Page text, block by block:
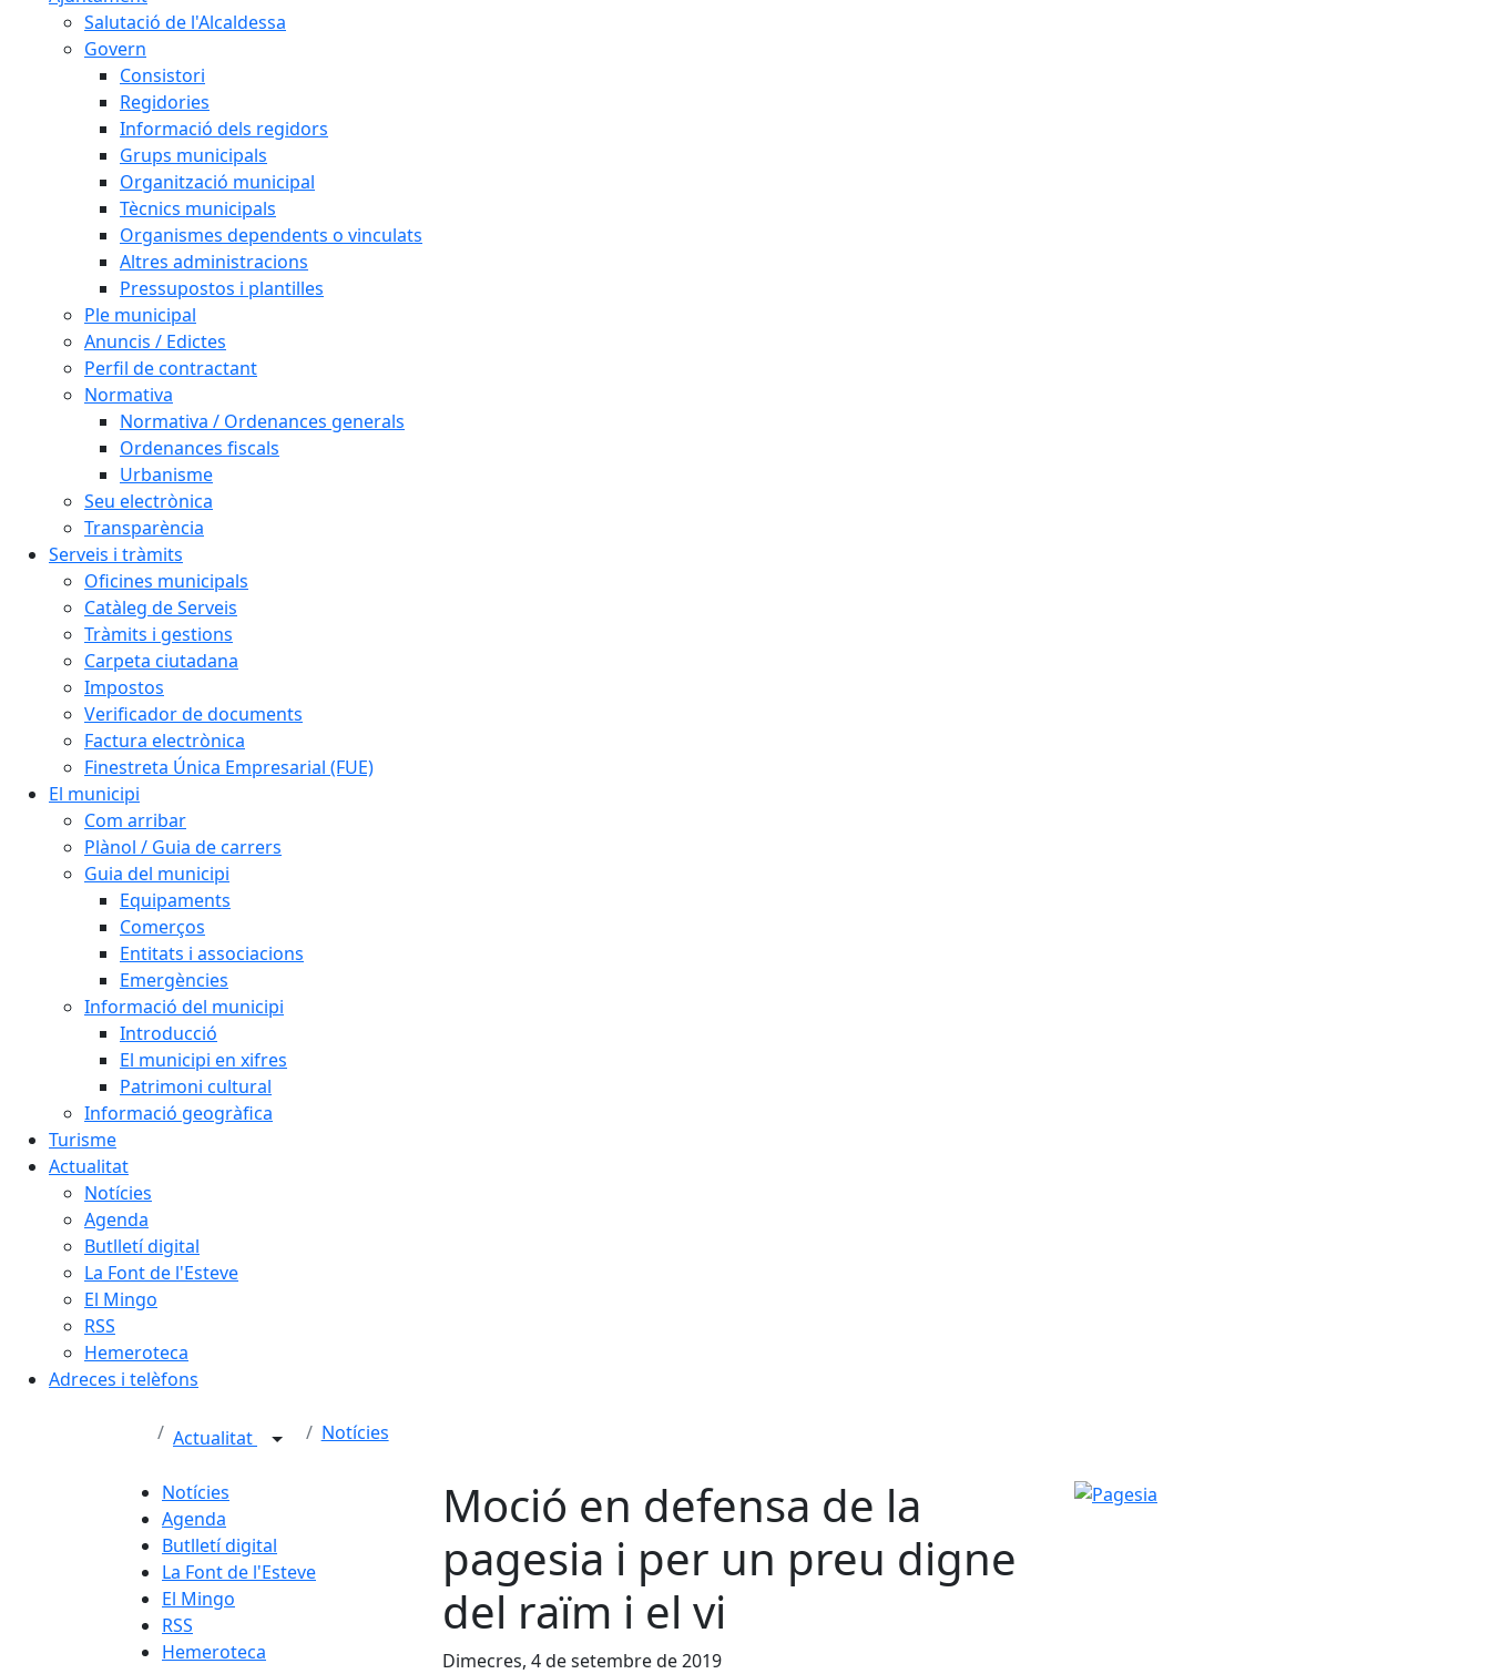
Salutació de l'Alcaldessa
Govern
Consistori
Regidories
Informació dels regidors
Grups municipals
Organització municipal
Tècnics municipals
Organismes dependents o vinculats
Altres administracions
Pressupostos i plantilles
Ple municipal
Anuncis / Edictes
Perfil de contractant
Normativa
Normativa / Ordenances generals
Ordenances fiscals
Urbanisme
Seu electrònica
Transparència
Serveis i tràmits
Oficines municipals
Catàleg de Serveis
Tràmits i gestions
Carpeta ciutadana
Impostos
Verificador de documents
Factura electrònica
Finestreta Única Empresarial (FUE)
El municipi
Com arribar
Plànol / Guia de carrers
Guia del municipi
Equipaments
Comerços
Entitats i associacions
Emergències
Informació del municipi
Introducció
El municipi en xifres
Patrimoni cultural
Informació geogràfica
Turisme
Actualitat
Notícies
Agenda
Butlletí digital
La Font de l'Esteve
El Mingo
RSS
Hemeroteca
Adreces i telèfons
Actualitat Notícies
Notícies
Agenda
Butlletí digital
La Font de l'Esteve
El Mingo
RSS
Hemeroteca
Moció en defensa de la
pagesia i per un preu digne
del raïm i el vi
Dimecres, 4 de setembre de 2019
Pagesia